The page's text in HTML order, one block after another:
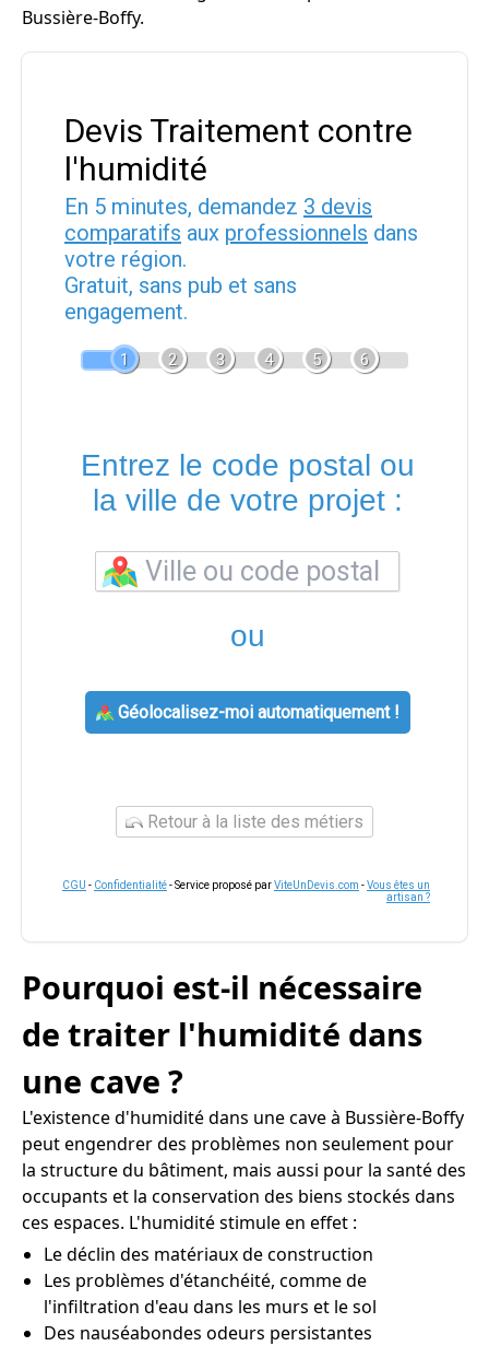
Bussière-Boffy.
Devis Traitement contre
l'humidité
En 5 minutes, demandez 3 devis
comparatifs aux professionnels dans
votre région.
Gratuit, sans pub et sans
engagement.
1 2 3 4 5 6
Entrez le code postal ou
la ville de votre projet :
ou
Géolocalisez-moi automatiquement !
Retour à la liste des métiers
CGU - Confidentialité- Service proposé parViteUnDevis.com -Vous êtes un
artisan ?
Pourquoi est-il nécessaire
de traiter l'humidité dans
une cave ?
L'existence d'humidité dans une cave à Bussière-Boffy
peut engendrer des problèmes non seulement pour
la structure du bâtiment, mais aussi pour la santé des
occupants et la conservation des biens stockés dans
ces espaces. L'humidité stimule en effet :
Le déclin des matériaux de construction
Les problèmes d'étanchéité, comme de
l'infiltration d'eau dans les murs et le sol
Des nauséabondes odeurs persistantes